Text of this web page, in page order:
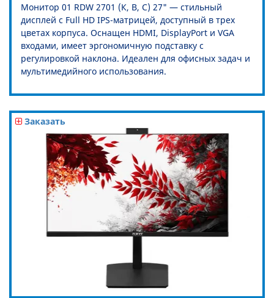
Монитор 01 RDW 2701 (К, B, C) 27" — стильный
дисплей с Full HD IPS-матрицей, доступный в трех
цветах корпуса. Оснащен HDMI, DisplayPort и VGA
входами, имеет эргономичную подставку с
регулировкой наклона. Идеален для офисных задач и
мультимедийного использования.
Заказать